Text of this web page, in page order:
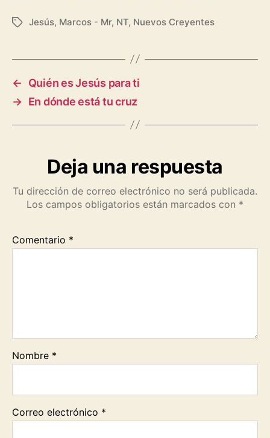
a
e
b
o
o
h
t
s
A
p
e
e
g
r
a
o
y
L
i
n
m
i
l
r
n
h
r
Etiquetas
Jesús, Marcos - Mr, NT, Nuevos Creyentes
←
Quién es Jesús para ti
→ En dónde está tu cruz
Deja una respuesta
Tu dirección de correo electrónico no será publicada.
Los campos obligatorios están marcados con *
Comentario *
Nombre *
Correo electrónico *